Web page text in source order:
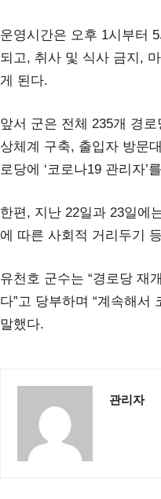
운영시간은 오후 1시부터
되고, 취사 및 식사 금지,
게 된다.
앞서 군은 전체 235개 경
상체계 구축, 출입자 방문
로당에 ‘코로나19 관리자’
한편, 지난 22일과 23일에
에 따른 사회적 거리두기
유천호 군수는 “경로당 재
다”고 당부하며 “계속해서
말했다.
관리자